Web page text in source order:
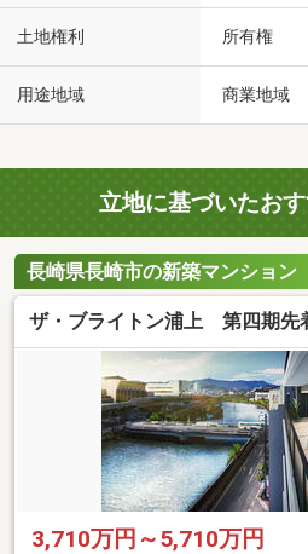
土地権利 所有権
用途地域 商業地域
立地に基づいたお
長崎県長崎市の新築マンション
ザ・ブライトン浦上 第四期先
3,710万円～5,710万円